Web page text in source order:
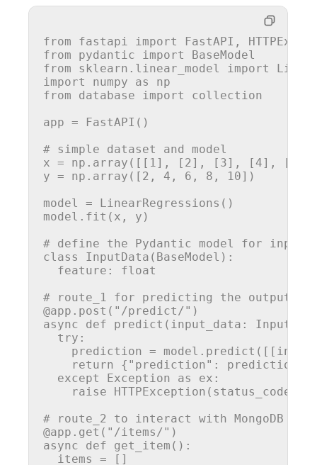
from fastapi import
from pydantic import
from sklearn.linear_model import
import
numpy as
from database import
collection
app = FastAPI()
# simple dataset and model
x = np.array([[ 1], [ 2], [ 3], [ 4], [
y = np.array([ 2 , 4 , 6 , 8 , 10])
model = LinearRegressions()
model.fit(x, y)
# define the Pydantic model for input
class
InputData ( BaseModel ):
  feature:
float
# route_1 for predicting the output
@app.post( "/predict/" )
async
def predict ( input_data:
try :
prediction =
return { "prediction" : prediction[
except
Exception as
ex:
raise HTTPException(status_code=
# route_2 to interact with MongoDB
@app.get( "/items/" )
async
def get_item ():
  items = []